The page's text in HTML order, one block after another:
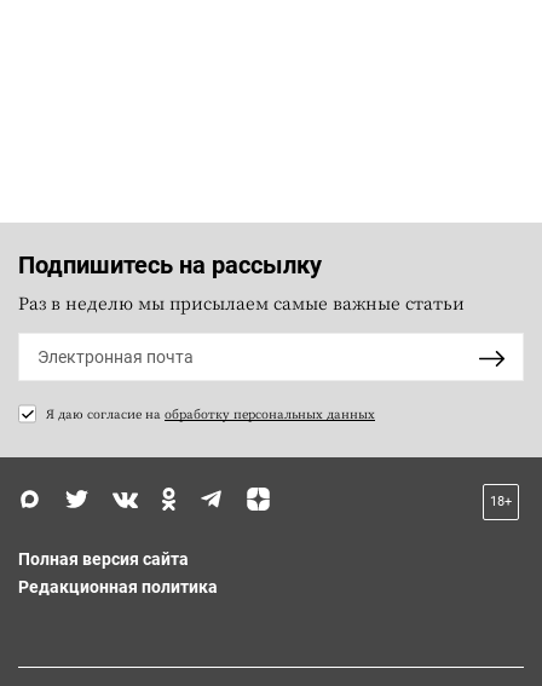
Подпишитесь на рассылку
Раз в неделю мы присылаем самые важные статьи
Я даю согласие на обработку персональных данных
18+
Полная версия сайта
Редакционная политика